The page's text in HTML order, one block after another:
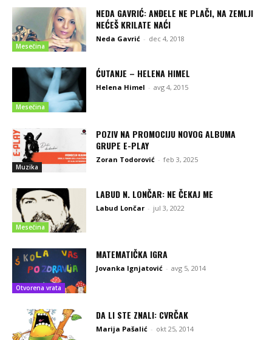
Mesečina
NEDA GAVRIĆ: ANĐELE NE PLAČI, NA ZEMLJI
NEĆEŠ KRILATE NAĆI
Neda Gavrić - dec 4, 2018
Mesečina
ĆUTANJE – HELENA HIMEL
Helena Himel - avg 4, 2015
Muzika
POZIV NA PROMOCIJU NOVOG ALBUMA
GRUPE E-PLAY
Zoran Todorović - feb 3, 2025
Mesečina
LABUD N. LONČAR: NE ČEKAJ ME
Labud Lončar - jul 3, 2022
Otvorena vrata
MATEMATIČKA IGRA
Jovanka Ignjatović - avg 5, 2014
DA LI STE ZNALI: CVRČAK
Marija Pašalić - okt 25, 2014